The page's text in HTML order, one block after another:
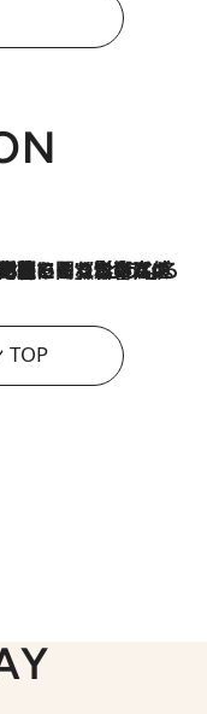
いている」ホルムズ海峡封鎖による影響はいつまで続く？《エネルギー専門家に聞く“どうなる日本の暮らし”》
TOP